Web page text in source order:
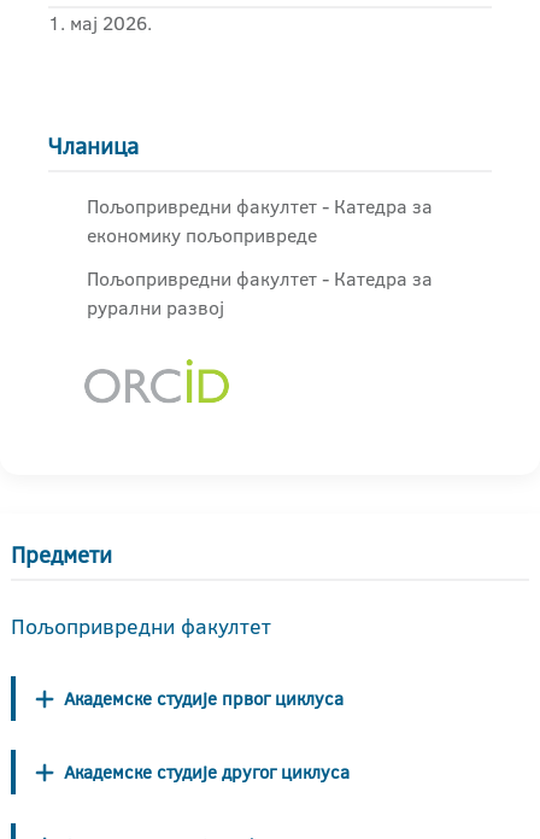
1. мај 2026.
Чланица
Пољопривредни факултет - Катедра за
економику пољопривреде
Пољопривредни факултет - Катедра за
рурални развој
Предмети
Пољопривредни факултет
Академске студије првог циклуса
Академске студије другог циклуса